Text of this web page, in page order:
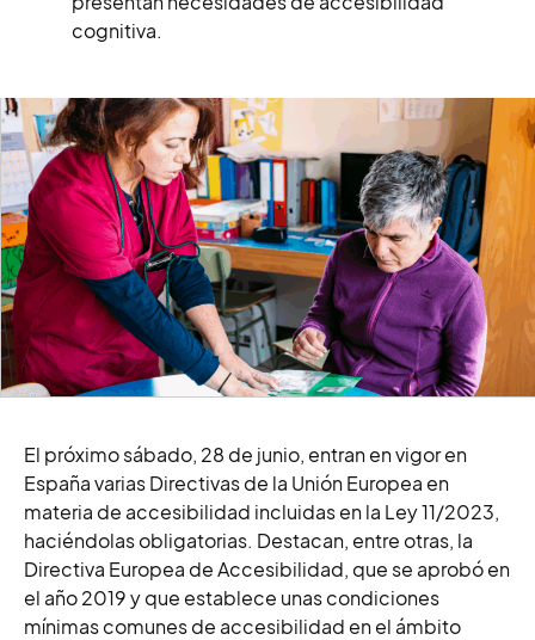
cognitiva.
El próximo sábado, 28 de junio, entran en vigor en
España varias Directivas de la Unión Europea en
materia de accesibilidad incluidas en la Ley 11/2023,
haciéndolas obligatorias. Destacan, entre otras, la
Directiva Europea de Accesibilidad, que se aprobó en
el año 2019 y que establece unas condiciones
mínimas comunes de accesibilidad en el ámbito